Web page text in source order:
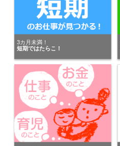
が愛知県の女性にキニナル
愛知県の女性が
株式会社スマイルスタッフ
にキニナルを送りました。
愛知県の男性が
株式会社綜合キャリアオプシ
にキニナルを送りました。
ワールドコンツェルン株式会
が三重県の男性にキニナル
3カ月未満！
短期ではたらこ！